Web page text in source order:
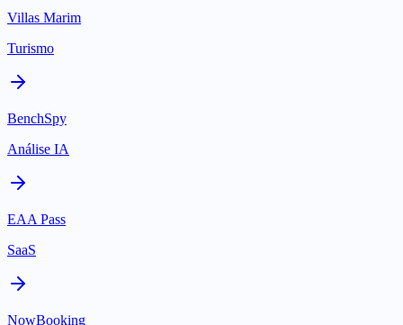
Villas Marim
Turismo
BenchSpy
Análise IA
EAA Pass
SaaS
NowBooking